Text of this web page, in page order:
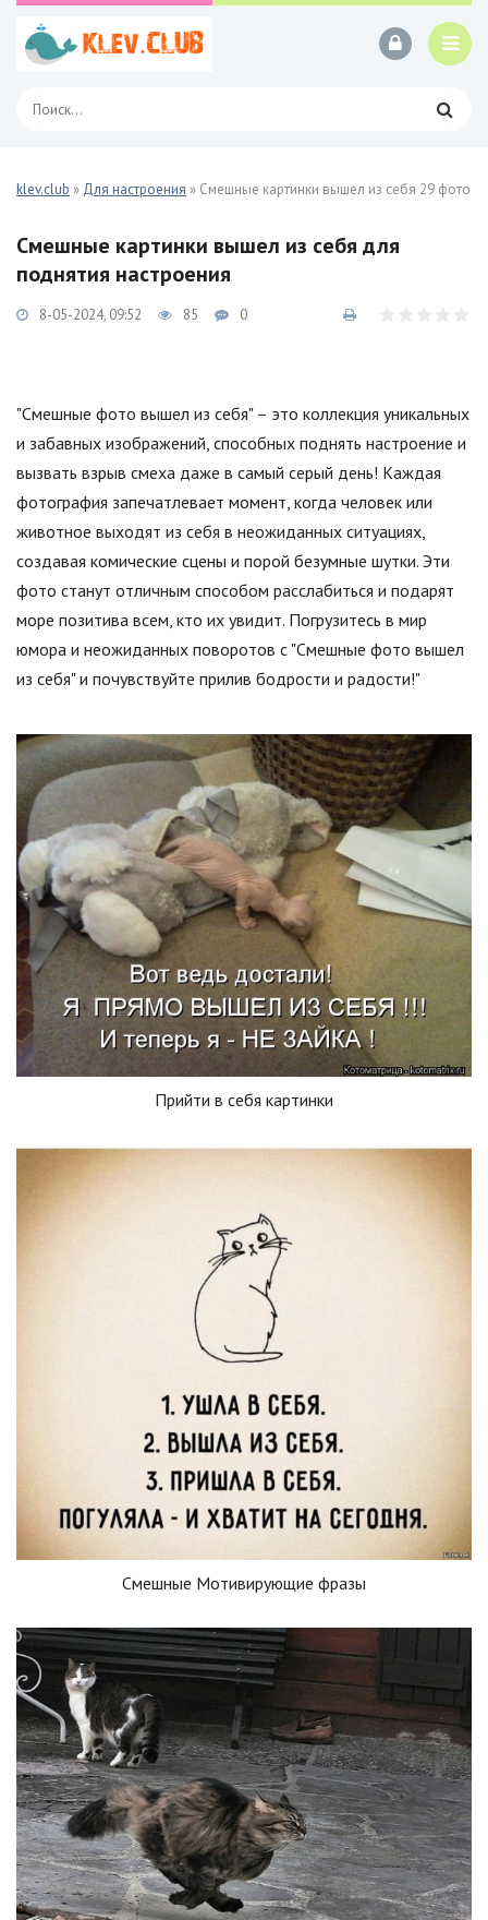
klev.club » Для настроения » Смешные картинки вышел из себя 29 фото
Смешные картинки вышел из себя для
поднятия настроения
8-05-2024, 09:52 85 0
"Смешные фото вышел из себя" – это коллекция уникальных
и забавных изображений, способных поднять настроение и
вызвать взрыв смеха даже в самый серый день! Каждая
фотография запечатлевает момент, когда человек или
животное выходят из себя в неожиданных ситуациях,
создавая комические сцены и порой безумные шутки. Эти
фото станут отличным способом расслабиться и подарят
море позитива всем, кто их увидит. Погрузитесь в мир
юмора и неожиданных поворотов с "Смешные фото вышел
из себя" и почувствуйте прилив бодрости и радости!"
Прийти в себя картинки
Смешные Мотивирующие фразы